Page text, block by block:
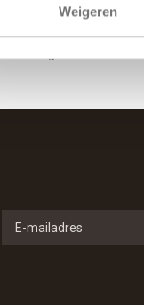
Weigeren
van
elegantie. De
u kunt genieten van